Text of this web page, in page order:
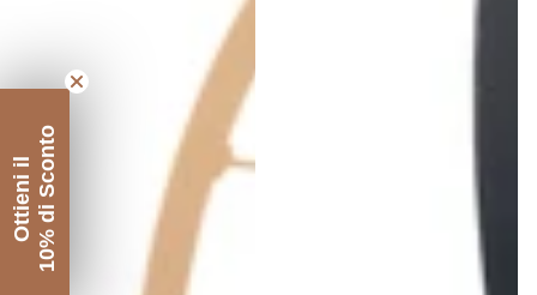
Ottieni il10% di Sconto